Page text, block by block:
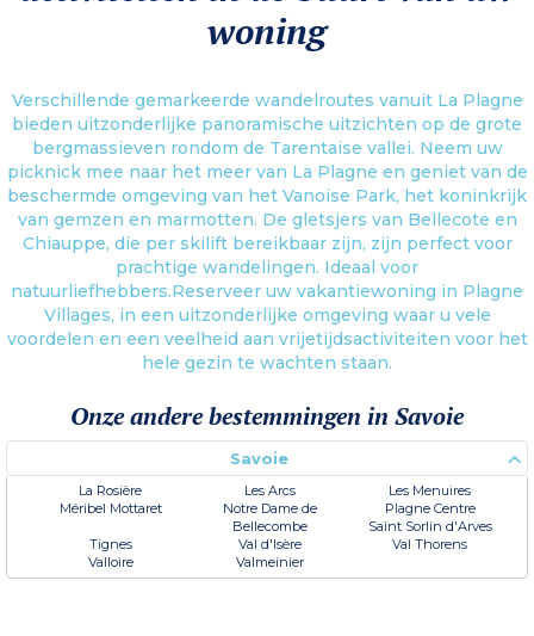
woning
Verschillende gemarkeerde wandelroutes vanuit La Plagne
bieden uitzonderlijke panoramische uitzichten op de grote
bergmassieven rondom de Tarentaise vallei. Neem uw
picknick mee naar het meer van La Plagne en geniet van de
beschermde omgeving van het Vanoise Park, het koninkrijk
van gemzen en marmotten. De gletsjers van Bellecote en
Chiauppe, die per skilift bereikbaar zijn, zijn perfect voor
prachtige wandelingen. Ideaal voor
natuurliefhebbers.Reserveer uw vakantiewoning in Plagne
Villages, in een uitzonderlijke omgeving waar u vele
voordelen en een veelheid aan vrijetijdsactiviteiten voor het
hele gezin te wachten staan.
Onze andere bestemmingen in Savoie
Savoie
La Rosière Les Arcs
Les Menuires
Méribel Mottaret
Notre Dame de
Bellecombe
Plagne Centre
Saint Sorlin d'Arves
Tignes
Val d'Isère
Val Thorens
Valloire
Valmeinier